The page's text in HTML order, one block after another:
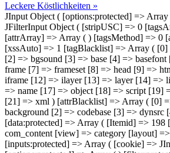
Leckere Köstlichkeiten »
JInput Object ( [options:protected] =>
JFilterInput Object ( [stripUSC] => 0
[attrArray] => Array ( ) [tagsMethod] => 0
[xssAuto] => 1 [tagBlacklist] => Array (
[2] => bgsound [3] => base [4] =>
frame [7] => frameset [8] => head [9] =>
iframe [12] => ilayer [13] => layer [14] =>
=> name [17] => object [18] => script [19]
[21] => xml ) [attrBlacklist] => Array ( [0]
background [2] => codebase [3] => dynsrc
[data:protected] => Array ( [Itemid] => 198
com_content [view] => category [layout]
[inputs:protected] => Array ( [cookie] =>